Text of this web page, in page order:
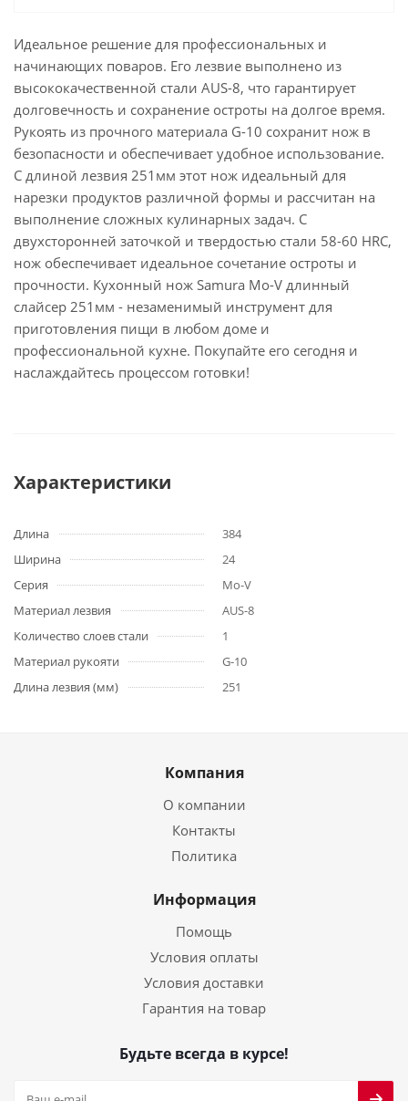
Идеальное решение для профессиональных и
начинающих поваров. Его лезвие выполнено из
высококачественной стали AUS-8, что гарантирует
долговечность и сохранение остроты на долгое время.
Рукоять из прочного материала G-10 сохранит нож в
безопасности и обеспечивает удобное использование.
С длиной лезвия 251мм этот нож идеальный для
нарезки продуктов различной формы и рассчитан на
выполнение сложных кулинарных задач. С
двухсторонней заточкой и твердостью стали 58-60 HRC,
нож обеспечивает идеальное сочетание остроты и
прочности. Кухонный нож Samura Mo-V длинный
слайсер 251мм - незаменимый инструмент для
приготовления пищи в любом доме и
профессиональной кухне. Покупайте его сегодня и
наслаждайтесь процессом готовки!
Характеристики
Длина
384
Ширина
24
Серия
Mo-V
Материал лезвия
AUS-8
Количество слоев стали
1
Материал рукояти
G-10
Длина лезвия (мм)
251
Компания
О компании
Контакты
Политика
Информация
Помощь
Условия оплаты
Условия доставки
Гарантия на товар
Будьте всегда в курсе!